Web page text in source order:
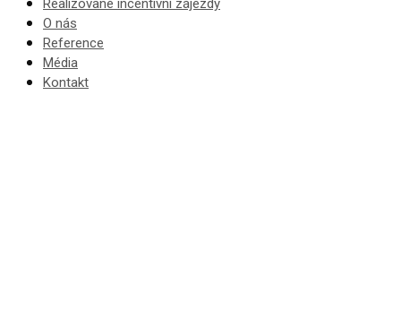
Realizované incentivní zájezdy
O nás
Reference
Média
Kontakt